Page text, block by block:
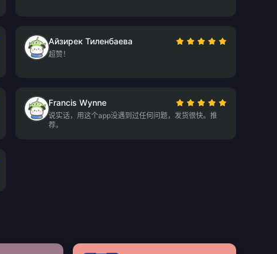
Айзирек Тиленбаева
超赞！
Francis Wynne
说实话，用这个app没遇到过任何问题，发货很快。推
荐。